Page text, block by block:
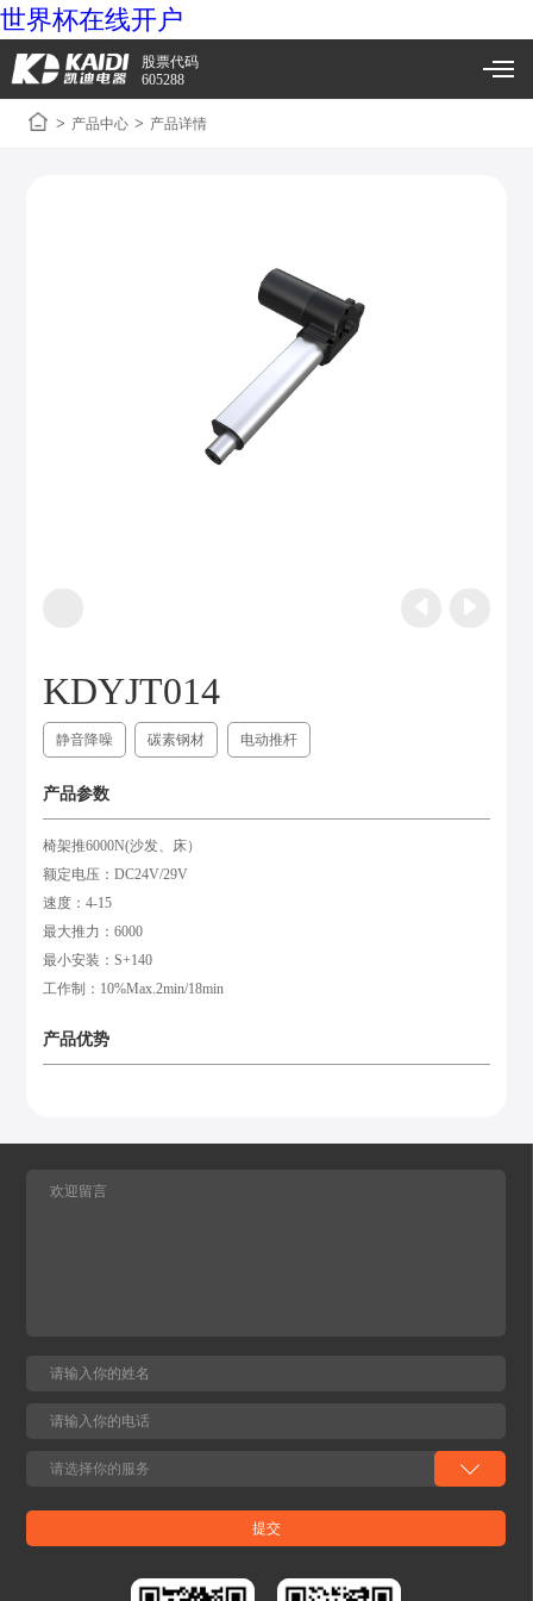
世界杯在线开户
股票代码
605288
> 产品中心 > 产品详情
KDYJT014
静音降噪 碳素钢材 电动推杆
产品参数
椅架推6000N(沙发、床）
额定电压：DC24V/29V
速度：4-15
最大推力：6000
最小安装：S+140
工作制：10%Max.2min/18min
产品优势